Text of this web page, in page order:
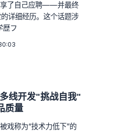
享了自己应聘——并最终
详细经历。这个话题涉
歴フ
线开发"挑战自我"
质量
戏称为“技术力低下”的